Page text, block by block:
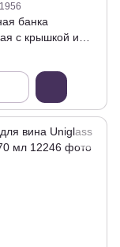
банка
с крышкой и
для коктейлей